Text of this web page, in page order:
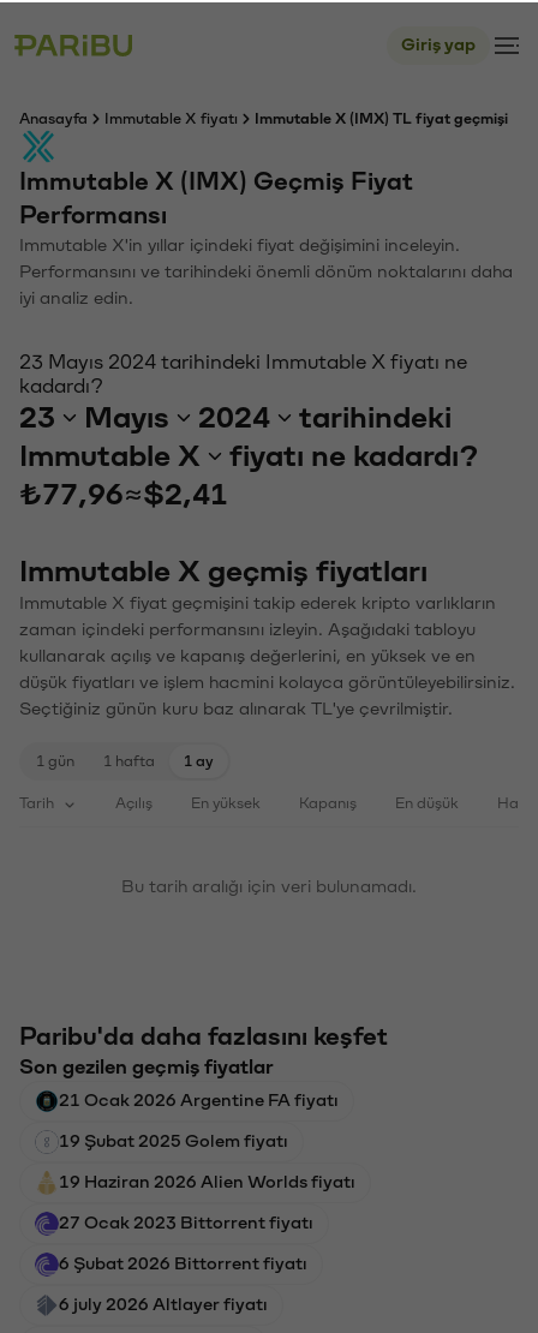
Giriş yap
Anasayfa Immutable X fiyatı Immutable X (IMX) TL fiyat geçmişi
Immutable X (IMX) Geçmiş Fiyat
Performansı
Immutable X'in yıllar içindeki fiyat değişimini inceleyin.
Performansını ve tarihindeki önemli dönüm noktalarını daha
iyi analiz edin.
23 Mayıs 2024 tarihindeki Immutable X fiyatı ne
kadardı?
23 Mayıs 2024
tarihindeki
Immutable X
fiyatı ne kadardı?
₺77,96≈$2,41
Immutable X geçmiş fiyatları
Immutable X fiyat geçmişini takip ederek kripto varlıkların
zaman içindeki performansını izleyin. Aşağıdaki tabloyu
kullanarak açılış ve kapanış değerlerini, en yüksek ve en
düşük fiyatları ve işlem hacmini kolayca görüntüleyebilirsiniz.
Seçtiğiniz günün kuru baz alınarak TL'ye çevrilmiştir.
1 gün 1 hafta 1 ay
Tarih Açılış En yüksek Kapanış En düşük
Bu tarih aralığı için veri bulunamadı.
Paribu'da daha fazlasını keşfet
Son gezilen geçmiş fiyatlar
21 Ocak 2026 Argentine FA fiyatı
19 Şubat 2025 Golem fiyatı
19 Haziran 2026 Alien Worlds fiyatı
27 Ocak 2023 Bittorrent fiyatı
6 Şubat 2026 Bittorrent fiyatı
6 july 2026 Altlayer fiyatı